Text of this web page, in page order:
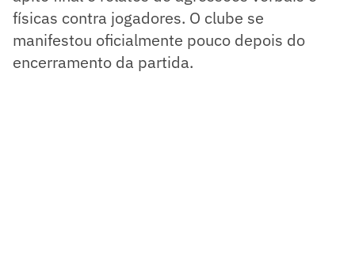
físicas contra jogadores. O clube se
manifestou oficialmente pouco depois do
encerramento da partida.